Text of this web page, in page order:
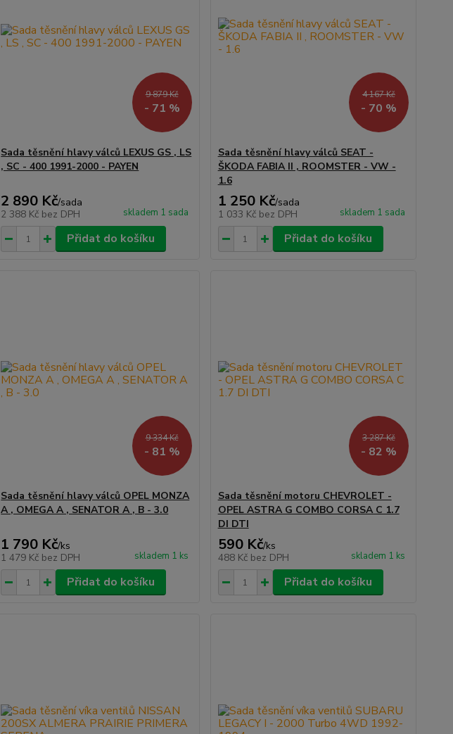
9 879 Kč
- 71 %
Sada těsnění hlavy válců LEXUS GS , LS
, SC - 400 1991-2000 - PAYEN
2 890 Kč/sada
2 388 Kč bez DPH skladem 1 sada
Přidat do košíku
4 167 Kč
- 70 %
Sada těsnění hlavy válců SEAT -
ŠKODA FABIA II , ROOMSTER - VW -
1.6
1 250 Kč/sada
1 033 Kč bez DPH skladem 1 sada
Přidat do košíku
9 334 Kč
- 81 %
Sada těsnění hlavy válců OPEL MONZA
A , OMEGA A , SENATOR A , B - 3.0
1 790 Kč/ks
1 479 Kč bez DPH skladem 1 ks
Přidat do košíku
3 287 Kč
- 82 %
Sada těsnění motoru CHEVROLET -
OPEL ASTRA G COMBO CORSA C 1.7
DI DTI
590 Kč/ks
488 Kč bez DPH skladem 1 ks
Přidat do košíku